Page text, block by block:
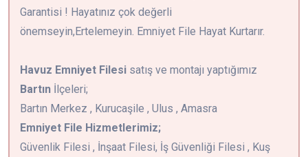
Garantisi ! Hayatınız çok değerli
önemseyin,Ertelemeyin. Emniyet File Hayat Kurtarır.
Havuz Emniyet Filesi satış ve montajı yaptığımız
Bartın İlçeleri;
Bartın Merkez , Kurucaşile , Ulus , Amasra
Emniyet File Hizmetlerimiz;
Güvenlik Filesi , İnşaat Filesi, İş Güvenliği Filesi , Kuş